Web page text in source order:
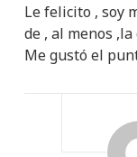
Le felicito , soy
de , al menos
Me gustó el